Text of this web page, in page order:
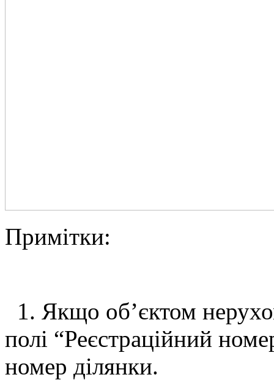
Примітки:
1. Якщо об’єктом
полі “Реєстраційний
номер ділянки.